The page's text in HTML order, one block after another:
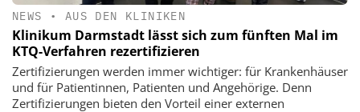
NEWS • AUS DEN KLINIKEN
Klinikum Darmstadt lässt sich zum fünften Mal im
KTQ-Verfahren rezertifizieren
Zertifizierungen werden immer wichtiger: für Krankenhäuser
und für Patientinnen, Patienten und Angehörige. Denn
Zertifizierungen bieten den Vorteil einer externen